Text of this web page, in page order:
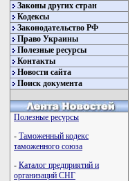
Законы других стран
Кодексы
Законодательство РФ
Право Украины
Полезные ресурсы
Контакты
Новости сайта
Поиск документа
Полезные ресурсы
- Таможенный кодекс
таможенного союза
- Каталог предприятий и
организаций СНГ